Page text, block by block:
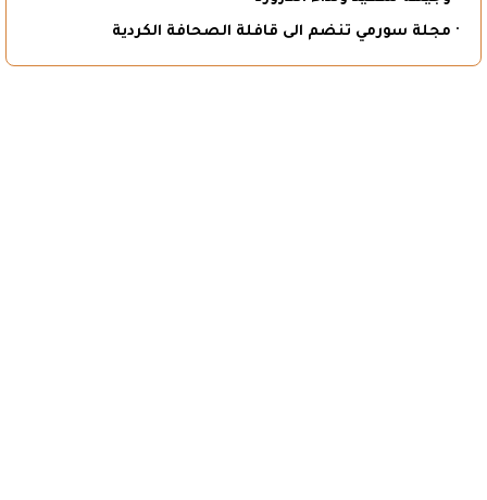
· مجلة سورمي تنضم الى قافلة الصحافة الكردية